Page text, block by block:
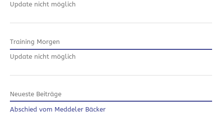
Update nicht möglich
Training Morgen
Update nicht möglich
Neueste Beiträge
Abschied vom Meddeler Bäcker